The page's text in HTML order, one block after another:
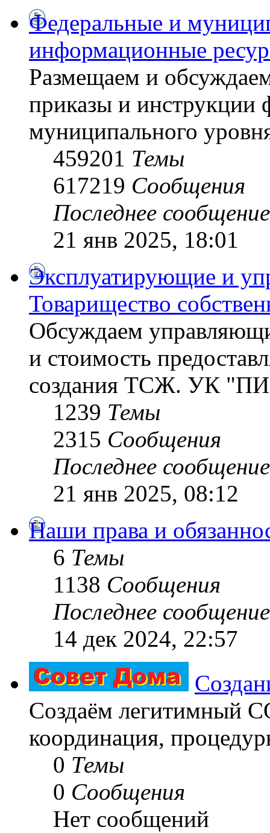
Федеральные и
информационные
Размещаем и
приказы и инструкции
муниципального
459201 Темы
617219 Сообщения
Последнее сообщение
21 янв 2025, 18:01
Эксплуатирующие и
Товарищество
Обсуждаем
и стоимость
создания ТСЖ. УК
1239 Темы
2315 Сообщения
Последнее сообщение
21 янв 2025, 08:12
Наши права и
6 Темы
1138 Сообщения
Последнее сообщение
14 дек 2024, 22:57
Создаём
координация,
0 Темы
0 Сообщения
Нет сообщений